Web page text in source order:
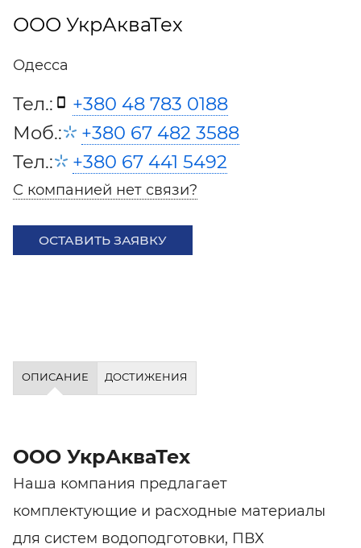
ООО УкрАкваТех
Одесса
Тел.:
+380 48 783 0188
Моб.:
+380 67 482 3588
Тел.:
+380 67 441 5492
С компанией нет связи?
ОСТАВИТЬ ЗАЯВКУ
ОПИСАНИЕ ДОСТИЖЕНИЯ
ООО УкрАкваТех
Наша компания предлагает
комплектующие и расходные материалы
для систем водоподготовки, ПВХ